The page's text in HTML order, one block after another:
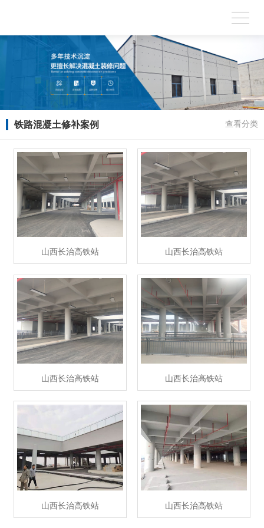
铁路混凝土修补案例 查看分类
山西长治高铁站 山西长治高铁站
山西长治高铁站 山西长治高铁站
山西长治高铁站 山西长治高铁站